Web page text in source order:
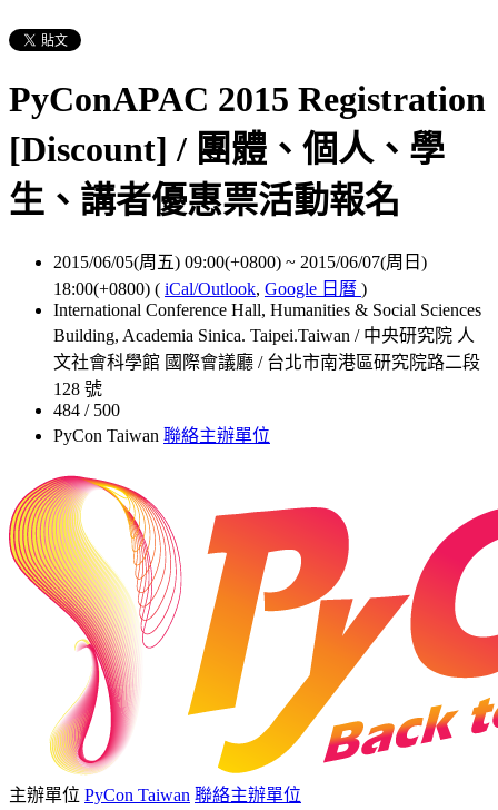
PyConAPAC 2015 Registration
[Discount] / 團體、個人、學
生、講者優惠票活動報名
2015/06/05(周五) 09:00(+0800) ~ 2015/06/07(周日)
18:00(+0800) ( iCal/Outlook, Google 日曆 )
International Conference Hall, Humanities & Social Sciences
Building, Academia Sinica. Taipei.Taiwan / 中央研究院 人
文社會科學館 國際會議廳 / 台北市南港區研究院路二段
128 號
484 / 500
PyCon Taiwan 聯絡主辦單位
主辦單位 PyCon Taiwan 聯絡主辦單位